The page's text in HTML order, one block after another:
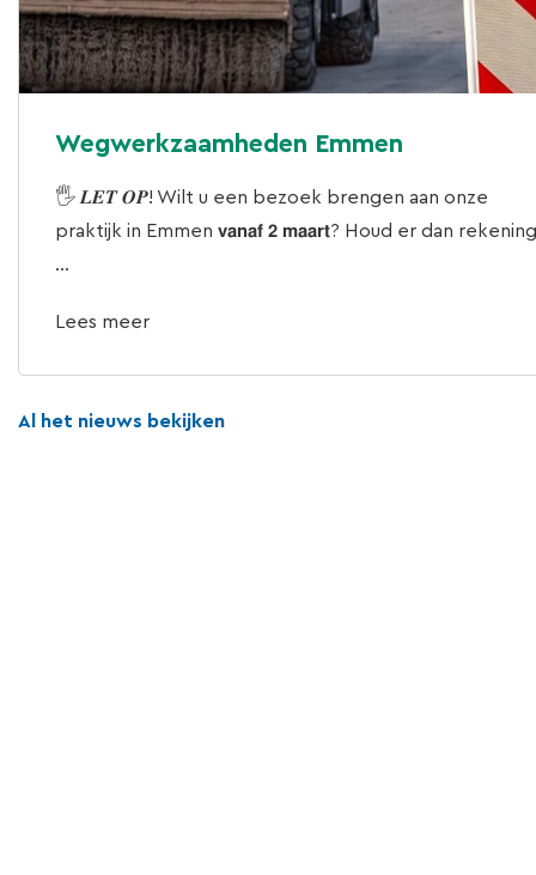
Wegwerkzaamheden Emmen
🖐 𝑳𝑬𝑻 𝑶𝑷! Wilt u een bezoek brengen aan onze
praktijk in Emmen 𝘃𝗮𝗻𝗮𝗳 𝟮 𝗺𝗮𝗮𝗿𝘁? Houd er dan rekening
...
Lees meer
Al het nieuws bekijken